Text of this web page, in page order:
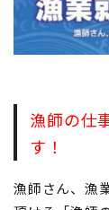
漁師の仕
す！
漁師さん、漁